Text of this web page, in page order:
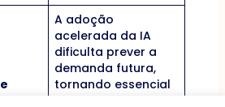
A adoção
acelerada da IA
dificulta prever a
demanda futura,
tornando essencial